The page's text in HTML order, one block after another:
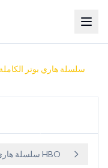
سلسلة هاري بوتر
سلسلة هاري بوتر الكاملة: كل كتاب وفيلم وتحديثات HBO